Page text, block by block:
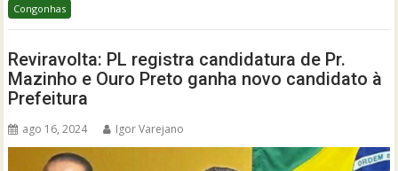
Congonhas
Reviravolta: PL registra candidatura de Pr.
Mazinho e Ouro Preto ganha novo candidato à
Prefeitura
ago 16, 2024 Igor Varejano